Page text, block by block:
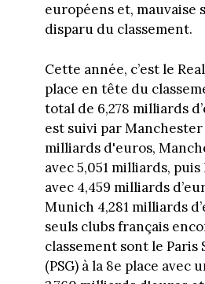
européens et, mauvaise
disparu du classement.
Cette année, c’est le
place en tête du
total de 6,278 milliards
est suivi par Manchester
milliards d'euros,
avec 5,051 milliards,
avec 4,459 milliards
Munich 4,281 milliards
seuls clubs français
classement sont le Paris
(PSG) à la 8e place avec